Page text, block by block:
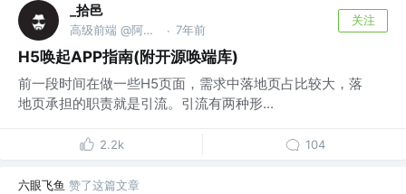
_拾邑
高级前端 @阿里巴巴 · 7年前
关注
H5唤起APP指南(附开源唤端库)
前一段时间在做一些H5页面，需求中落地页占比较大，落
地页承担的职责就是引流。引流有两种形...
2.2k 104
六眼飞鱼 赞了这篇文章